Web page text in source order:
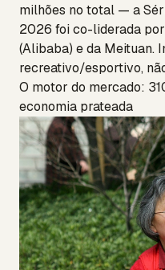
milhões no total — a
2026 foi co-liderada
(Alibaba) e da Meituan.
recreativo/esportivo,
O motor do mercado:
economia prateada